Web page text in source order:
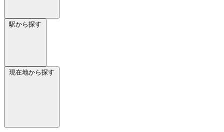
駅から探す
現在地から探す